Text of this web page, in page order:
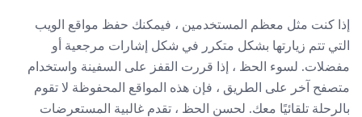
إذا كنت مثل معظم المستخدمين ، فيمكنك حفظ مواقع الويب
التي تتم زيارتها بشكل متكرر في شكل إشارات مرجعية أو
مفضلات. لسوء الحظ ، إذا قررت القفز على السفينة واستخدام
متصفح آخر على الطريق ، فإن هذه المواقع المحفوظة لا تقوم
بالرحلة تلقائيًا معك. لحسن الحظ ، تقدم غالبية المستعرضات